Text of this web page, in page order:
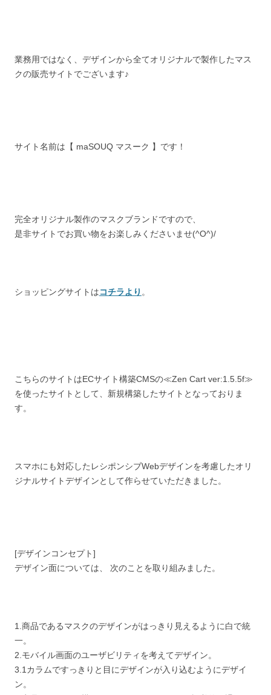
業務用ではなく、デザインから全てオリジナルで製作したマス
クの販売サイトでございます♪
サイト名前は【 maSOUQ マスーク 】です！
完全オリジナル製作のマスクブランドですので、
是非サイトでお買い物をお楽しみくださいませ(^O^)/
ショッピングサイトはコチラより 。
こちらのサイトはECサイト構築CMSの≪Zen Cart ver:1.5.5f≫
を使ったサイトとして、新規構築したサイトとなっておりま
す。
スマホにも対応したレシポンシブWebデザインを考慮したオリ
ジナルサイトデザインとして作らせていただきました。
[デザインコンセプト]
デザイン面については、 次のことを取り組みました。
1.商品であるマスクのデザインがはっきり見えるように白で統
一。
2.モバイル画面のユーザビリティを考えてデザイン。
3.1カラムですっきりと目にデザインが入り込むようにデザイ
ン。